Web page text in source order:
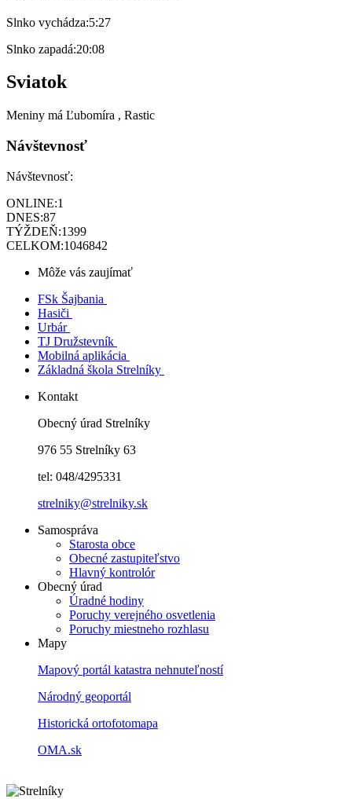
Slnko vychádza:5:27
Slnko zapadá:20:08
Sviatok
Meniny má Ľubomíra , Rastic
Návštevnosť
Návštevnosť:
ONLINE:1
DNES:87
TÝŽDEŇ:1399
CELKOM:1046842
Môže vás zaujímať
FSk Šajbania
Hasiči
Urbár
TJ Družstevník
Mobilná aplikácia
Základná škola Strelníky
Kontakt
Obecný úrad Strelníky
976 55 Strelníky 63
tel: 048/4295331
strelniky@strelniky.sk
Samospráva
Starosta obce
Obecné zastupiteľstvo
Hlavný kontrolór
Obecný úrad
Úradné hodiny
Poruchy verejného osvetlenia
Poruchy miestneho rozhlasu
Mapy
Mapový portál katastra nehnuteľností
Národný geoportál
Historická ortofotomapa
OMA.sk